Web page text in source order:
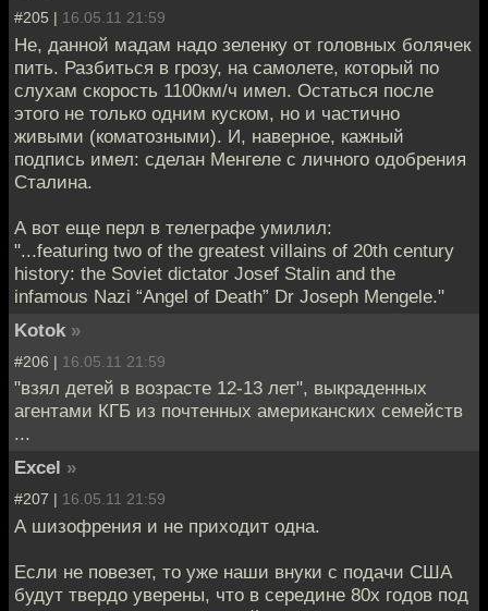
#205 | 16.05.11 21:59
Не, данной мадам надо зеленку от головных болячек
пить. Разбиться в грозу, на самолете, который по
слухам скорость 1100км/ч имел. Остаться после
этого не только одним куском, но и частично
живыми (коматозными). И, наверное, кажный
подпись имел: сделан Менгеле с личного одобрения
Сталина.
А вот еще перл в телеграфе умилил:
"...featuring two of the greatest villains of 20th century
history: the Soviet dictator Josef Stalin and the
infamous Nazi “Angel of Death” Dr Joseph Mengele."
Kotok »
#206 | 16.05.11 21:59
"взял детей в возрасте 12-13 лет", выкраденных
агентами КГБ из почтенных американских семейств
...
Excel »
#207 | 16.05.11 21:59
А шизофрения и не приходит одна.
Если не повезет, то уже наши внуки с подачи США
будут твердо уверены, что в середине 80х годов под